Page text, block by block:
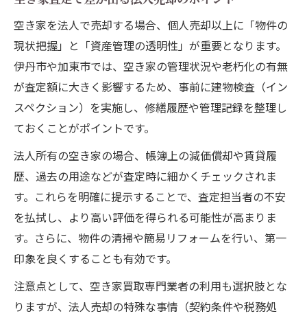
空き家を法人で売却する場合、個人売却以上に「物件の
現状把握」と「資産管理の透明性」が重要となります。
伊丹市や加東市では、空き家の管理状況や老朽化の有無
が査定額に大きく影響するため、事前に建物検査（イン
スペクション）を実施し、修繕履歴や管理記録を整理し
ておくことがポイントです。
法人所有の空き家の場合、帳簿上の減価償却や賃貸履
歴、過去の用途などが査定時に細かくチェックされま
す。これらを明確に提示することで、査定担当者の不安
を払拭し、より高い評価を得られる可能性が高まりま
す。さらに、物件の清掃や簡易リフォームを行い、第一
印象を良くすることも有効です。
注意点として、空き家買取専門業者の利用も選択肢とな
りますが、法人売却の特殊な事情（契約条件や税務処